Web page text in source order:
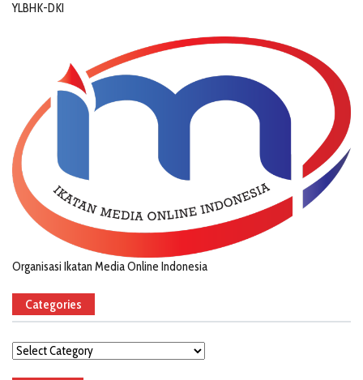
YLBHK-DKI
Organisasi Ikatan Media Online Indonesia
Categories
Categories